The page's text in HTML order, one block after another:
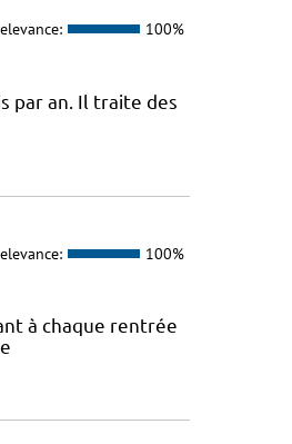
100%
par an. Il traite des
100%
à chaque rentrée